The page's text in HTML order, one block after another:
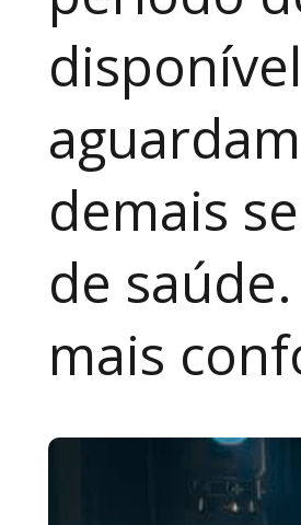
demais
de
mais